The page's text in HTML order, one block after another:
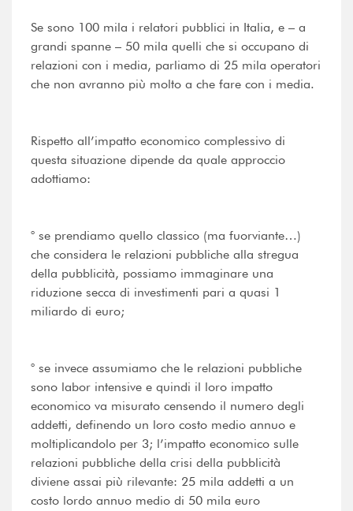
Se sono 100 mila i relatori pubblici in Italia, e – a
grandi spanne – 50 mila quelli che si occupano di
relazioni con i media, parliamo di 25 mila operatori
che non avranno più molto a che fare con i media.
Rispetto all’impatto economico complessivo di
questa situazione dipende da quale approccio
adottiamo:
° se prendiamo quello classico (ma fuorviante…)
che considera le relazioni pubbliche alla stregua
della pubblicità, possiamo immaginare una
riduzione secca di investimenti pari a quasi 1
miliardo di euro;
° se invece assumiamo che le relazioni pubbliche
sono labor intensive e quindi il loro impatto
economico va misurato censendo il numero degli
addetti, definendo un loro costo medio annuo e
moltiplicandolo per 3; l’impatto economico sulle
relazioni pubbliche della crisi della pubblicità
diviene assai più rilevante: 25 mila addetti a un
costo lordo annuo medio di 50 mila euro